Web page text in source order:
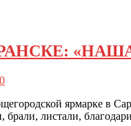
0
ярмарке в
листали,